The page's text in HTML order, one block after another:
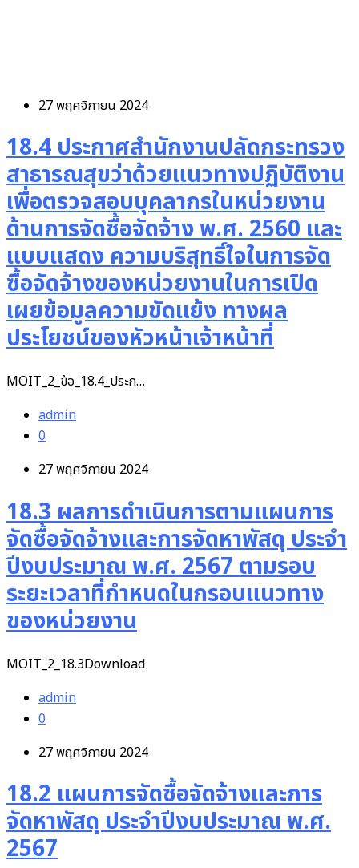
27 พฤศจิกายน 2024
18.4 ประกาศสำนักงานปลัดกระทรวง
สาธารณสุขว่าด้วยแนวทางปฏิบัติงาน
เพื่อตรวจสอบบุคลากรในหน่วยงาน
ด้านการจัดซื้อจัดจ้าง พ.ศ. 2560 และ
แบบแสดง ความบริสุทธิ์ใจในการจัด
ซื้อจัดจ้างของหน่วยงานในการเปิด
เผยข้อมูลความขัดแย้ง ทางผล
ประโยชน์ของหัวหน้าเจ้าหน้าที่
MOIT_2_ข้อ_18.4_ประก…
admin
0
27 พฤศจิกายน 2024
18.3 ผลการดำเนินการตามแผนการ
จัดซื้อจัดจ้างและการจัดหาพัสดุ ประจำ
ปีงบประมาณ พ.ศ. 2567 ตามรอบ
ระยะเวลาที่กำหนดในกรอบแนวทาง
ของหน่วยงาน
MOIT_2_18.3Download
admin
0
27 พฤศจิกายน 2024
18.2 แผนการจัดซื้อจัดจ้างและการ
จัดหาพัสดุ ประจำปีงบประมาณ พ.ศ.
2567